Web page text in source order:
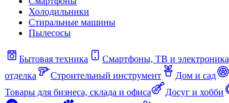
Холодильники
Стиральные машины
Пылесосы
Бытовая техника Смартфоны, ТВ и электроника
отделка
Строительный инструмент Дом и сад
Товары для бизнеса, склада и офиса
Досуг и хобби